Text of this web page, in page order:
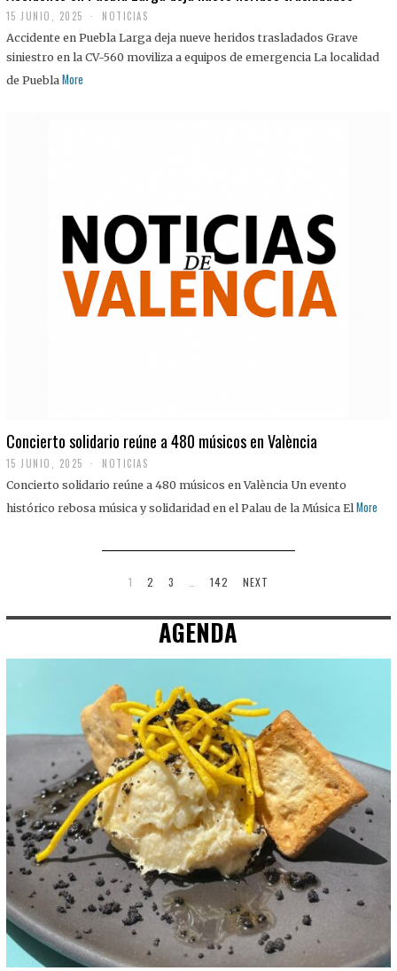
15 JUNIO, 2025 NOTICIAS
Accidente en Puebla Larga deja nueve heridos trasladados Grave
siniestro en la CV-560 moviliza a equipos de emergencia La localidad
de Puebla More
Concierto solidario reúne a 480 músicos en València
15 JUNIO, 2025 NOTICIAS
Concierto solidario reúne a 480 músicos en València Un evento
histórico rebosa música y solidaridad en el Palau de la Música El More
1 2 3 142 NEXT
AGENDA